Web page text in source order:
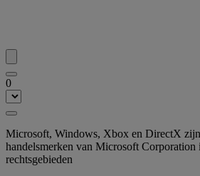
0
Microsoft, Windows, Xbox en DirectX zijn
handelsmerken van Microsoft
rechtsgebieden